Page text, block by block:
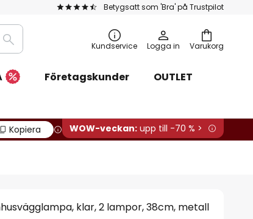
Betygsatt som 'Bra' på Trustpilot
Varukorg
Sök Kundservice Logga in
Företagskunder
OUTLET
Kopiera WOW-veckan: upp till -70 % >
klar, 2 lampor, 38cm, metall